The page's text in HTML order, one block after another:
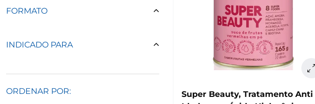
FORMATO
INDICADO PARA
ORDENAR POR:
Super Beauty, Tratamento Anti